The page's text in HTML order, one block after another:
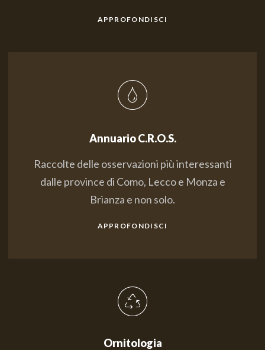
APPROFONDISCI
Annuario C.R.O.S.
Raccolte delle osservazioni più interessanti
dalle province di Como, Lecco e Monza e
Brianza e non solo.
APPROFONDISCI
Ornitologia